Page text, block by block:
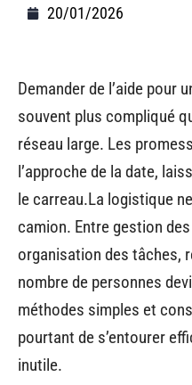
20/01/2026
Demander de l’aide pour
souvent plus compliqué
réseau large. Les
l’approche de la date,
le carreau.La logistique
camion. Entre gestion
organisation des tâches,
nombre de personnes
méthodes simples et
pourtant de s’entourer
inutile.